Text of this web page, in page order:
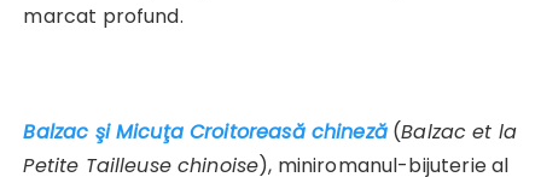
marcat profund.
Balzac şi Micuţa Croitoreasă chineză(Balzac et la
Petite Tailleuse chinoise), miniromanul-bijuterie al